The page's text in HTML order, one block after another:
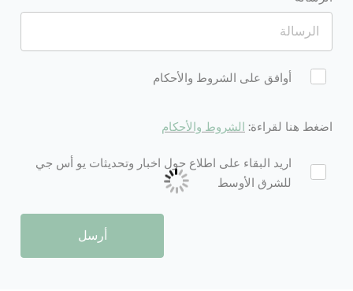
أوافق على الشروط والأحكام
اضغط هنا لقراءة: الشروط والأحكام
اريد البقاء على اطلاع حول اخبار وتحديثات يو أس جي
للشرق الأوسط
أرسل